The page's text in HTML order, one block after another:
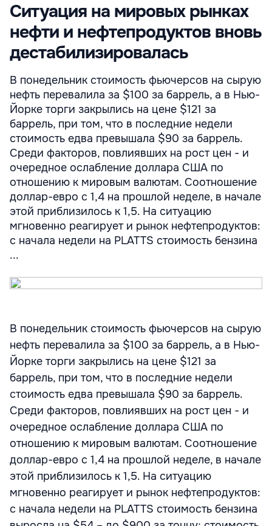
Ситуация на мировых рынках
нефти и нефтепродуктов вновь
дестабилизировалась
В понедельник стоимость фьючерсов на сырую
нефть перевалила за $100 за баррель, а в Нью-
Йорке торги закрылись на цене $121 за
баррель, при том, что в последние недели
стоимость едва превышала $90 за баррель.
Среди факторов, повлиявших на рост цен - и
очередное ослабление доллара США по
отношению к мировым валютам. Соотношение
доллар-евро с 1,4 на прошлой неделе, в начале
этой приблизилось к 1,5. На ситуацию
мгновенно реагирует и рынок нефтепродуктов:
с начала недели на PLATTS стоимость бензина
...
В понедельник стоимость фьючерсов на сырую
нефть перевалила за $100 за баррель, а в Нью-
Йорке торги закрылись на цене $121 за
баррель, при том, что в последние недели
стоимость едва превышала $90 за баррель.
Среди факторов, повлиявших на рост цен - и
очередное ослабление доллара США по
отношению к мировым валютам. Соотношение
доллар-евро с 1,4 на прошлой неделе, в начале
этой приблизилось к 1,5. На ситуацию
мгновенно реагирует и рынок нефтепродуктов:
с начала недели на PLATTS стоимость бензина